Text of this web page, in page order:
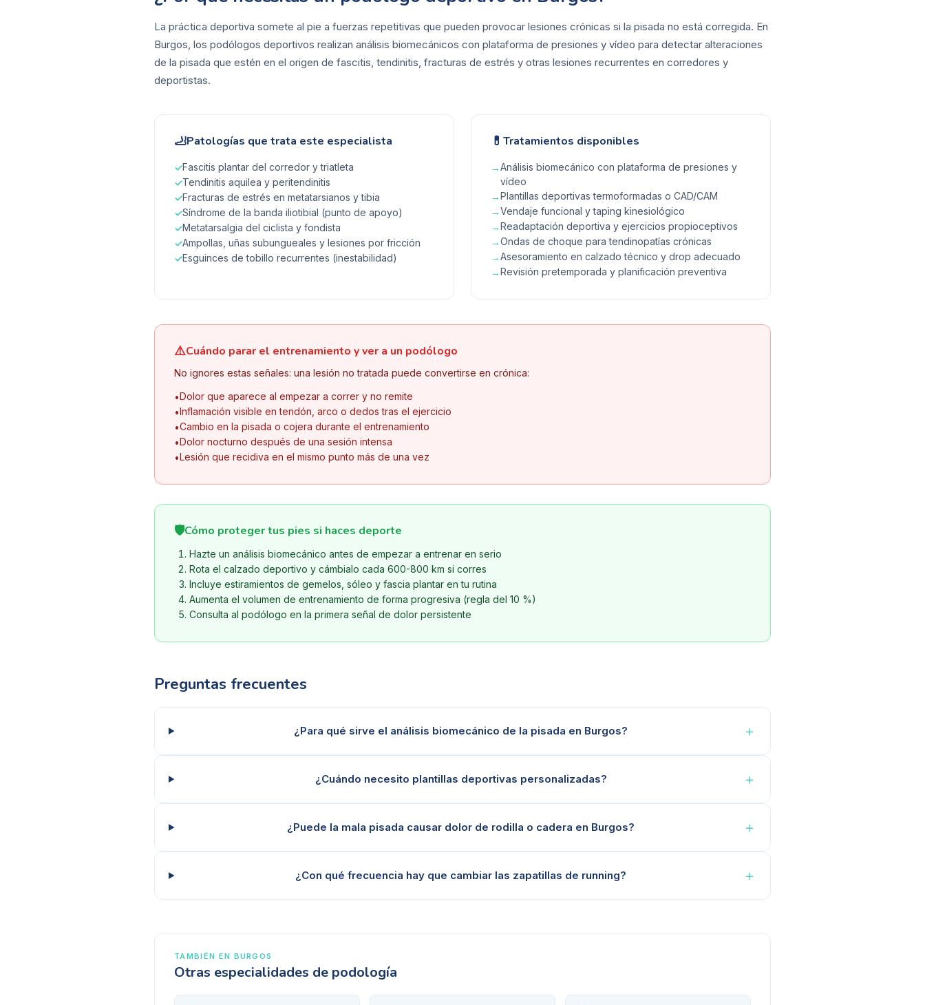
La práctica deportiva somete al pie a fuerzas repetitivas que pueden provocar lesiones crónicas si la pisada no está corregida. En
Burgos, los podólogos deportivos realizan análisis biomecánicos con plataforma de presiones y vídeo para detectar alteraciones
de la pisada que estén en el origen de fascitis, tendinitis, fracturas de estrés y otras lesiones recurrentes en corredores y
deportistas.
🦶Patologías que trata este especialista
✓Fascitis plantar del corredor y triatleta
✓Tendinitis aquilea y peritendinitis
✓Fracturas de estrés en metatarsianos y tibia
✓Síndrome de la banda iliotibial (punto de apoyo)
✓Metatarsalgia del ciclista y fondista
✓Ampollas, uñas subungueales y lesiones por fricción
✓Esguinces de tobillo recurrentes (inestabilidad)
💊 Tratamientos disponibles
→Análisis biomecánico con plataforma de presiones y
vídeo
→Plantillas deportivas termoformadas o CAD/CAM
→Vendaje funcional y taping kinesiológico
→Readaptación deportiva y ejercicios propioceptivos
→Ondas de choque para tendinopatías crónicas
→Asesoramiento en calzado técnico y drop adecuado
→Revisión pretemporada y planificación preventiva
⚠️Cuándo parar el entrenamiento y ver a un podólogo
No ignores estas señales: una lesión no tratada puede convertirse en crónica:
•Dolor que aparece al empezar a correr y no remite
•Inflamación visible en tendón, arco o dedos tras el ejercicio
•Cambio en la pisada o cojera durante el entrenamiento
•Dolor nocturno después de una sesión intensa
•Lesión que recidiva en el mismo punto más de una vez
🛡️Cómo proteger tus pies si haces deporte
Hazte un análisis biomecánico antes de empezar a entrenar en serio
Rota el calzado deportivo y cámbialo cada 600-800 km si corres
Incluye estiramientos de gemelos, sóleo y fascia plantar en tu rutina
Aumenta el volumen de entrenamiento de forma progresiva (regla del 10 %)
Consulta al podólogo en la primera señal de dolor persistente
Preguntas frecuentes
¿Para qué sirve el análisis biomecánico de la pisada en Burgos? ＋
¿Cuándo necesito plantillas deportivas personalizadas? ＋
¿Puede la mala pisada causar dolor de rodilla o cadera en Burgos? ＋
¿Con qué frecuencia hay que cambiar las zapatillas de running? ＋
TAMBIÉN EN BURGOS
Otras especialidades de podología